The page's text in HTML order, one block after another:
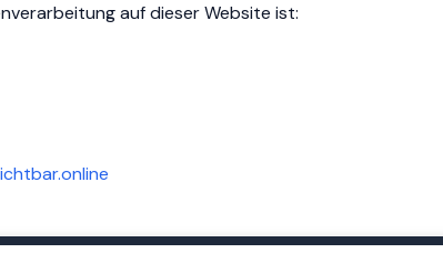
auf dieser Website ist: